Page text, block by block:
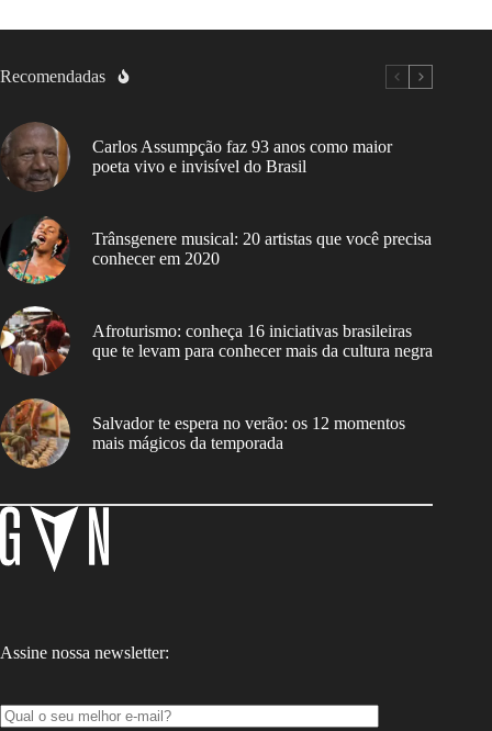
Recomendadas
Carlos Assumpção faz 93 anos como maior
poeta vivo e invisível do Brasil
Trânsgenere musical: 20 artistas que você precisa
conhecer em 2020
Afroturismo: conheça 16 iniciativas brasileiras
que te levam para conhecer mais da cultura negra
Salvador te espera no verão: os 12 momentos
mais mágicos da temporada
Assine nossa newsletter: